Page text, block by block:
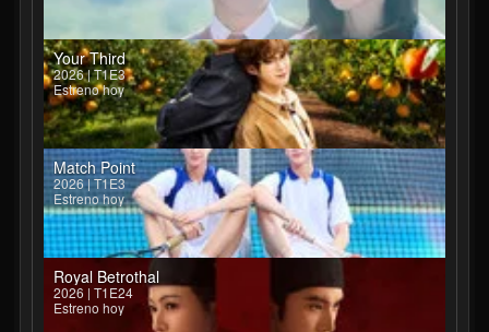
Your Third
2026 | T1E3
Estreno hoy
Match Point
2026 | T1E3
Estreno hoy
Royal Betrothal
2026 | T1E24
Estreno hoy